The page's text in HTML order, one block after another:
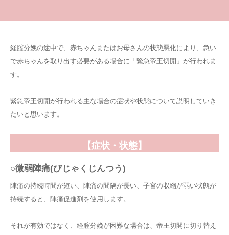
経腟分娩の途中で、赤ちゃんまたはお母さんの状態悪化により、急い
で赤ちゃんを取り出す必要がある場合に「緊急帝王切開」が行われま
す。
緊急帝王切開が行われる主な場合の症状や状態について説明していき
たいと思います。
【症状・状態】
○微弱陣痛(びじゃくじんつう)
陣痛の持続時間が短い、陣痛の間隔が長い、子宮の収縮が弱い状態が
持続すると、陣痛促進剤を使用します。
それが有効ではなく、経腟分娩が困難な場合は、帝王切開に切り替え
よくあるご質問